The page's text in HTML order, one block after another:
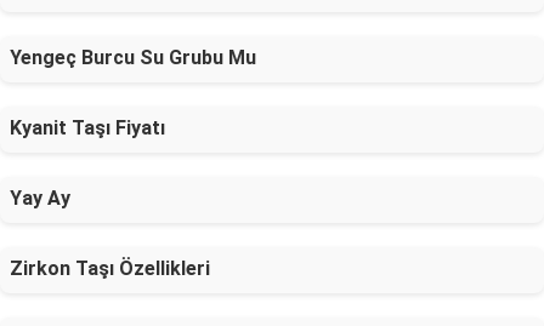
Yengeç Burcu Su Grubu Mu
Kyanit Taşı Fiyatı
Yay Ay
Zirkon Taşı Özellikleri